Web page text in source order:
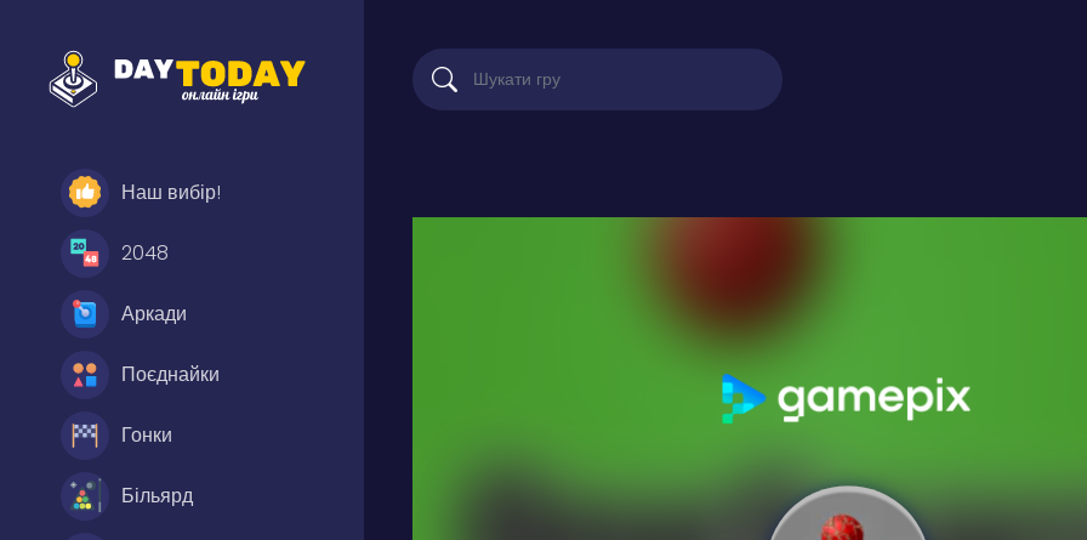
Наш вибір!
2048
Аркади
Поєднайки
Гонки
Більярд